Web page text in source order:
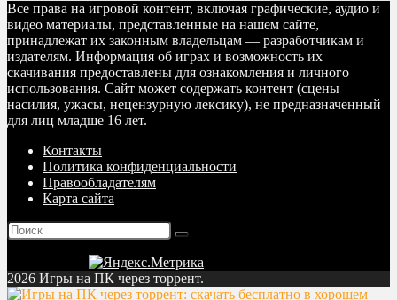
Все права на игровой контент, включая графические, аудио и
видео материалы, представленные на нашем сайте,
принадлежат их законным владельцам — разработчикам и
издателям. Информация об играх и возможность их
скачивания предоставлены для ознакомления и личного
использования. Сайт может содержать контент (сцены
насилия, ужасы, нецензурную лексику), не предназначенный
для лиц младше 16 лет.
Контакты
Политика конфиденциальности
Правообладателям
Карта сайта
2026 Игры на ПК через торрент.